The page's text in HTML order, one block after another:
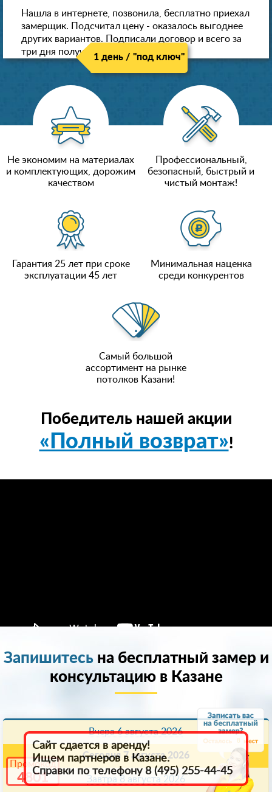
8
Промокод
4801
Нашла в интернете, позвонила, бесплатно приехал
замерщик. Подсчитал цену - оказалось выгоднее
других вариантов. Подписали договор и всего за
три дня получили новые потолки!
1 день / "под ключ"
Не экономим на материалах
и комплектующих, дорожим
качеством
Профессиональный,
безопасный, быстрый и
чистый монтаж!
Гарантия 25 лет при сроке
эксплуатации 45 лет
Минимальная наценка
среди конкурентов
Самый большой
ассортимент на рынке
потолков Казани!
Победитель нашей акции
«Полный возврат»!
Запишитесьна бесплатный замер и
консультацию в Казанe
Вчера 6 августа 2026
Сегодня 7 августа 2026
Завтра 8 августа 2026
Сайт сдается в аренду!
Ищем партнеров в Казанe.
Справки по телефону 8 (495) 255-44-45